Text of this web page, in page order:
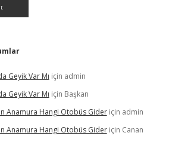
Geyik Var Mı için admin
Geyik Var Mı için Başkan
Anamura Hangi Otobüs Gideriçin admin
Anamura Hangi Otobüs Gideriçin Canan